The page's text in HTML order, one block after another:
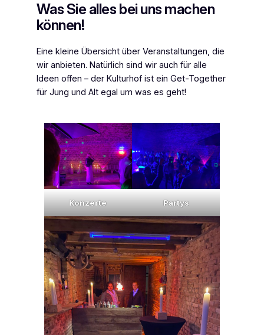
Was Sie alles bei uns machen
können!
Eine kleine Übersicht über Veranstaltungen, die
wir anbieten. Natürlich sind wir auch für alle
Ideen offen – der Kulturhof ist ein Get-Together
für Jung und Alt egal um was es geht!
Konzerte Partys